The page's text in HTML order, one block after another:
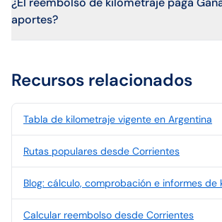
aportes?
Recursos relacionados
Tabla de kilometraje vigente en Argentina
Rutas populares desde Corrientes
Blog: cálculo, comprobación e informes de
Calcular reembolso desde Corrientes